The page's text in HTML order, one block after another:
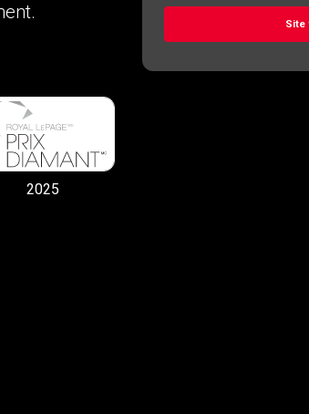
et vous nous fournissez l'autorisation
2025
Site